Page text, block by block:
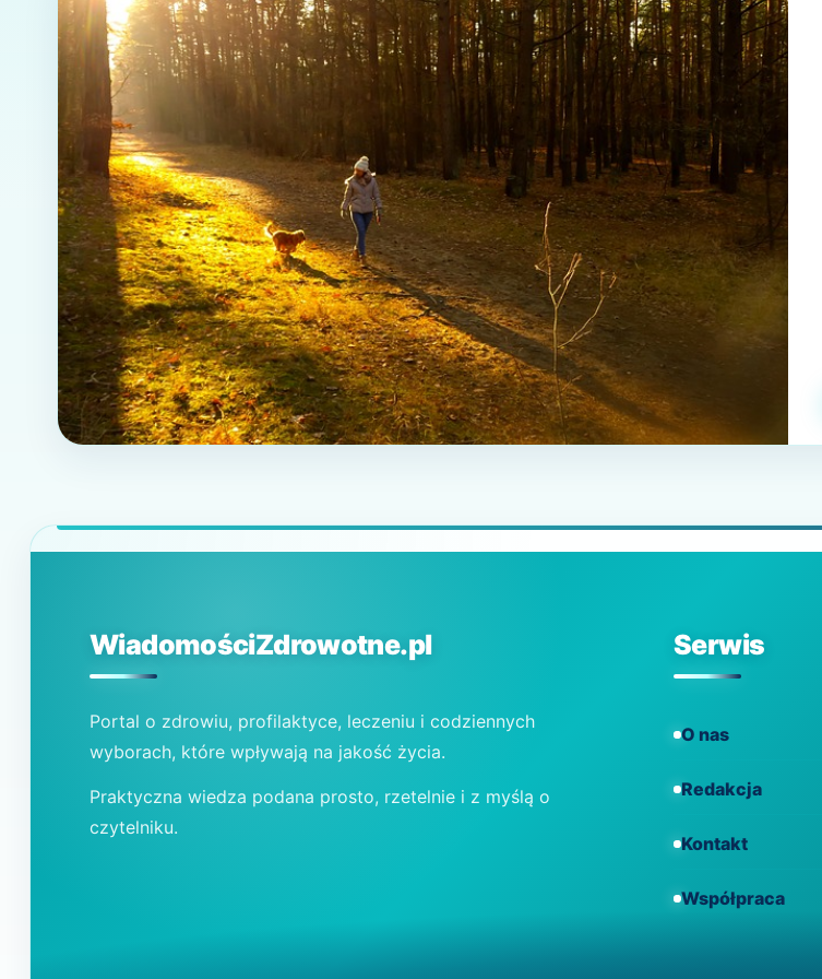
WiadomościZdrowotne.pl
Portal o zdrowiu, profilaktyce, leczeniu i codziennych
wyborach, które wpływają na jakość życia.
Praktyczna wiedza podana prosto, rzetelnie i z myślą o
czytelniku.
Serwis
O nas
Redakcja
Kontakt
Współpraca